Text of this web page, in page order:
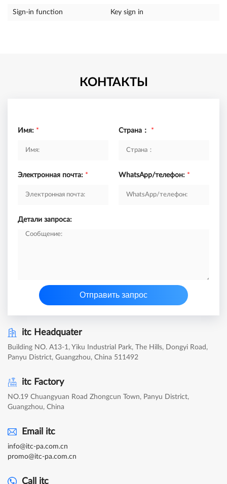
Sign-in function Key sign in
КОНТАКТЫ
Имя: * Страна： *
Электронная почта: * WhatsApp/телефон: *
Детали запроса:
Отправить запрос
itc Headquater
Building NO. A13-1, Yiku Industrial Park, The Hills, Dongyi Road,
Panyu District, Guangzhou, China 511492
itc Factory
NO.19 Chuangyuan Road Zhongcun Town, Panyu District,
Guangzhou, China
Email itc
info@itc-pa.com.cn
promo@itc-pa.com.cn
Call itc